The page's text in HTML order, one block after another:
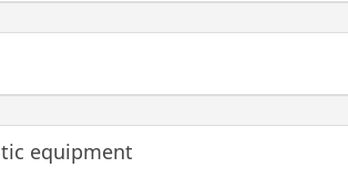
equipment